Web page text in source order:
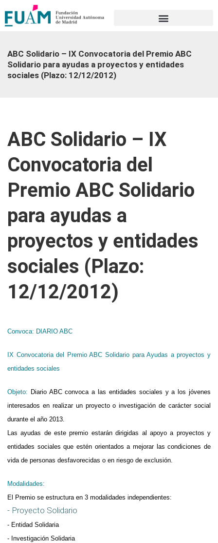
ABC Solidario – IX Convocatoria del Premio ABC
Solidario para ayudas a proyectos y entidades
sociales (Plazo: 12/12/2012)
ABC Solidario – IX
Convocatoria del
Premio ABC Solidario
para ayudas a
proyectos y entidades
sociales (Plazo:
12/12/2012)
Convoca: DIARIO ABC
IX Convocatoria del Premio ABC Solidario para Ayudas a proyectos y
entidades sociales
Objeto: Diario ABC convoca a las entidades sociales y a los jóvenes
interesados en realizar un proyecto o investigación de carácter social
durante el año 2013.
Las ayudas de este premio estarán dirigidas al apoyo a proyectos y
entidades sociales que estén orientados a mejorar las condiciones de
vida de personas desfavorecidas o en riesgo de exclusión.
Modalidades:
El Premio se estructura en 3 modalidades independientes:
- Proyecto Solidario
- Entidad Solidaria
- Investigación Solidaria